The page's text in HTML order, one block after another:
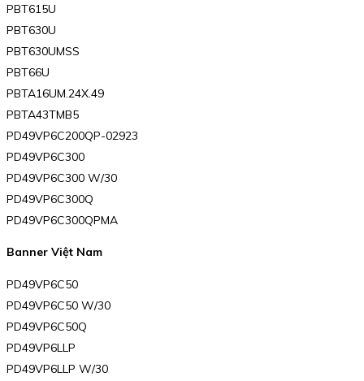
PBT615U
PBT630U
PBT630UMSS
PBT66U
PBTA16UM.24X.49
PBTA43TMB5
PD49VP6C200QP-02923
PD49VP6C300
PD49VP6C300 W/30
PD49VP6C300Q
PD49VP6C300QPMA
Banner Việt Nam
PD49VP6C50
PD49VP6C50 W/30
PD49VP6C50Q
PD49VP6LLP
PD49VP6LLP W/30